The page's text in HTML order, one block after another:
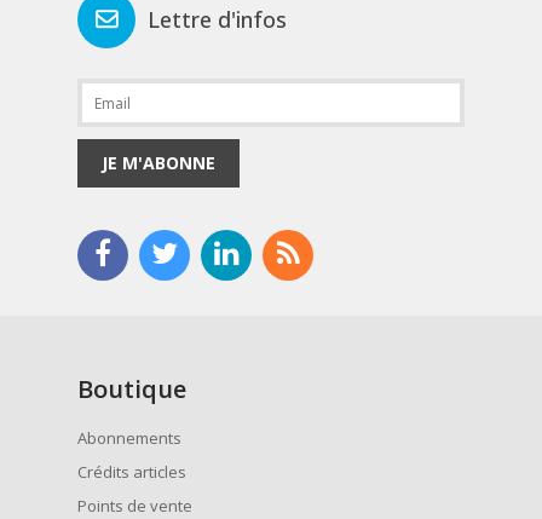
Lettre d'infos
JE M'ABONNE
Boutique
Abonnements
Crédits articles
Points de vente